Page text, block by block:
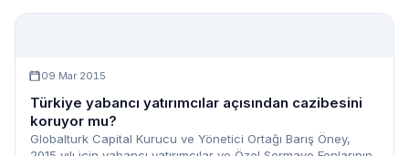
09 Mar 2015
Türkiye yabancı yatırımcılar açısından cazibesini
koruyor mu?
Globalturk Capital Kurucu ve Yönetici Ortağı Barış Öney,